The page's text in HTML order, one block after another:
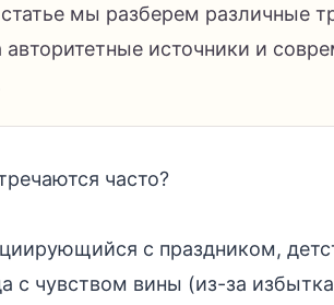
мы разберем различные
авторитетные источники и
часто?
с праздником,
с чувством вины (из-за